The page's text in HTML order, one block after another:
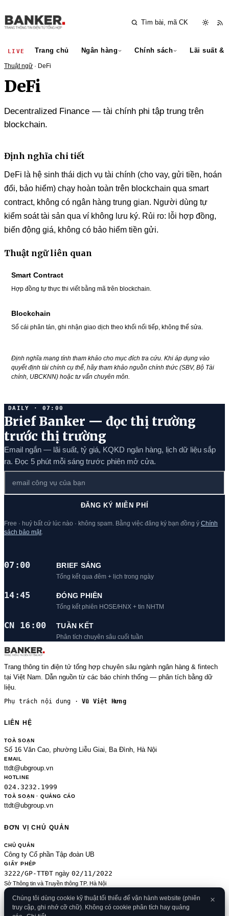
LIVE Trang chủ Ngân hàng Chính sách Lãi suất &
Thuật ngữ · DeFi
DeFi
Decentralized Finance — tài chính phi tập trung trên
blockchain.
Định nghĩa chi tiết
DeFi là hệ sinh thái dịch vụ tài chính (cho vay, gửi tiền, hoán
đổi, bảo hiểm) chạy hoàn toàn trên blockchain qua smart
contract, không có ngân hàng trung gian. Người dùng tự
kiểm soát tài sản qua ví không lưu ký. Rủi ro: lỗi hợp đồng,
biến động giá, không có bảo hiểm tiền gửi.
Thuật ngữ liên quan
Smart Contract
Hợp đồng tự thực thi viết bằng mã trên blockchain.
Blockchain
Sổ cái phân tán, ghi nhận giao dịch theo khối nối tiếp, không thể sửa.
Định nghĩa mang tính tham khảo cho mục đích tra cứu. Khi áp dụng vào
quyết định tài chính cụ thể, hãy tham khảo nguồn chính thức (SBV, Bộ Tài
chính, UBCKNN) hoặc tư vấn chuyên môn.
DAILY · 07:00
Brief Banker — đọc thị trường
trước thị trường
Email ngắn — lãi suất, tỷ giá, KQKD ngân hàng, lịch dữ liệu sắp
ra. Đọc 5 phút mỗi sáng trước phiên mở cửa.
ĐĂNG KÝ MIỄN PHÍ
Free · huỷ bất cứ lúc nào · không spam. Bằng việc đăng ký bạn đồng ý Chính
sách bảo mật
07:00 BRIEF SÁNG
Tổng kết qua đêm + lịch trong ngày
14:45 ĐÓNG PHIÊN
Tổng kết phiên HOSE/HNX + tin NHTM
CN 16:00 TUẦN KẾT
Phân tích chuyên sâu cuối tuần
Trang thông tin điện tử tổng hợp chuyên sâu ngành ngân hàng & fintech
tại Việt Nam. Dẫn nguồn từ các báo chính thống — phân tích bằng dữ
liệu.
Phụ trách nội dung ·Vũ Việt Hưng
LIÊN HỆ
TOÀ SOẠN
Số 16 Văn Cao, phường Liễu Giai, Ba Đình, Hà Nội
EMAIL
ttdt@ubgroup.vn
HOTLINE
024.3232.1999
TOÀ SOẠN · QUẢNG CÁO
ttdt@ubgroup.vn
ĐƠN VỊ CHỦ QUẢN
CHỦ QUẢN
Công ty Cổ phần Tập đoàn UB
GIẤY PHÉP
3222/GP-TTĐT ngày 02/11/2022
Sở Thông tin và Truyền thông TP. Hà Nội
Sửa đổi của 2489/GP-TTĐT ngày 24/8/2020
ĐKKD
0106080414 09/01/2013
Chúng tôi dùng cookie kỹ thuật tối thiểu để vận hành website (phiên
truy cập, ghi nhớ cỡ chữ). Không có cookie phân tích hay quảng